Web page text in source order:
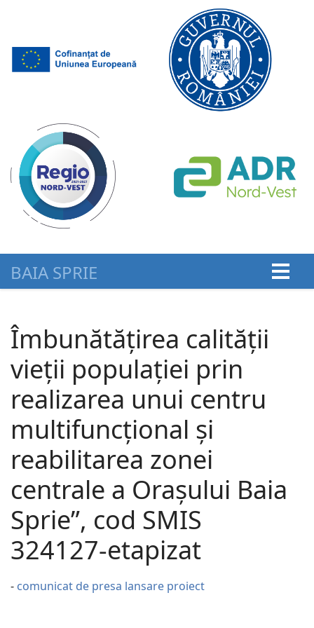
BAIA SPRIE
Îmbunătățirea calității
vieții populației prin
realizarea unui centru
multifuncțional și
reabilitarea zonei
centrale a Orașului Baia
Sprie”, cod SMIS
324127-etapizat
- comunicat de presa lansare proiect